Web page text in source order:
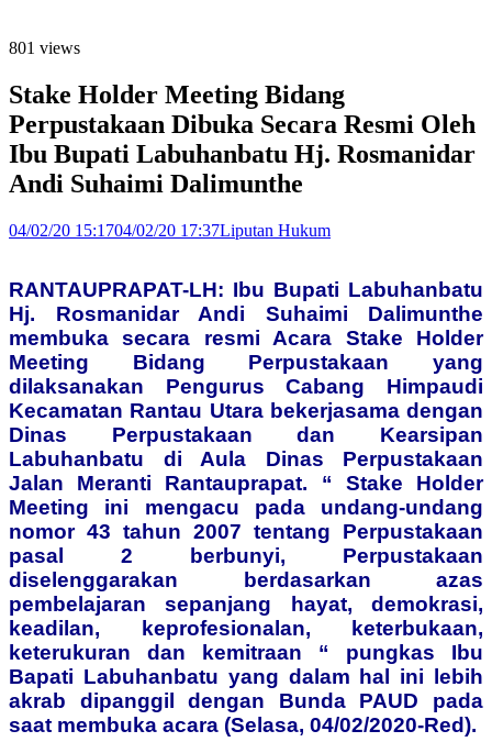
801 views
Stake Holder Meeting Bidang
Perpustakaan Dibuka Secara Resmi Oleh
Ibu Bupati Labuhanbatu Hj. Rosmanidar
Andi Suhaimi Dalimunthe
04/02/20 15:1704/02/20 17:37Liputan Hukum
RANTAUPRAPAT-LH: Ibu Bupati Labuhanbatu
Hj. Rosmanidar Andi Suhaimi Dalimunthe
membuka secara resmi Acara Stake Holder
Meeting Bidang Perpustakaan yang
dilaksanakan Pengurus Cabang Himpaudi
Kecamatan Rantau Utara bekerjasama dengan
Dinas Perpustakaan dan Kearsipan
Labuhanbatu di Aula Dinas Perpustakaan
Jalan Meranti Rantauprapat. “ Stake Holder
Meeting ini mengacu pada undang-undang
nomor 43 tahun 2007 tentang Perpustakaan
pasal 2 berbunyi, Perpustakaan
diselenggarakan berdasarkan azas
pembelajaran sepanjang hayat, demokrasi,
keadilan, keprofesionalan, keterbukaan,
keterukuran dan kemitraan “ pungkas Ibu
Bapati Labuhanbatu yang dalam hal ini lebih
akrab dipanggil dengan Bunda PAUD pada
saat membuka acara (Selasa, 04/02/2020-Red).